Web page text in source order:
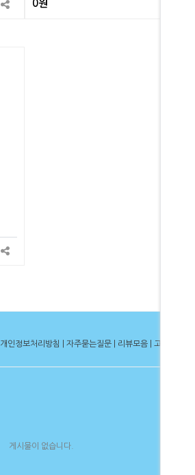
0원
개인정보처리방침 | 자주묻는질문 | 리뷰모음 | 고객센터
게시물이 없습니다.